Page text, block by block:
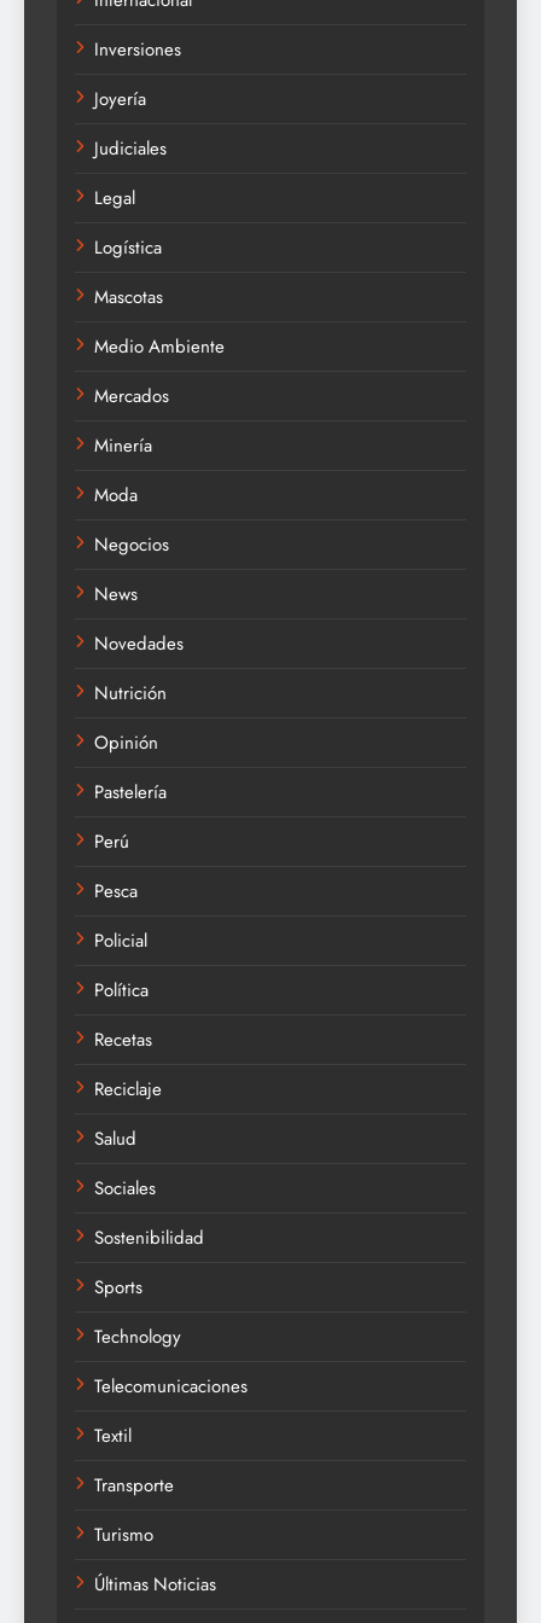
Inversiones
Joyería
Judiciales
Legal
Logística
Mascotas
Medio Ambiente
Mercados
Minería
Moda
Negocios
News
Novedades
Nutrición
Opinión
Pastelería
Perú
Pesca
Policial
Política
Recetas
Reciclaje
Salud
Sociales
Sostenibilidad
Sports
Technology
Telecomunicaciones
Textil
Transporte
Turismo
Últimas Noticias